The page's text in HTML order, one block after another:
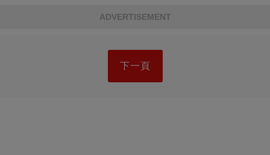
ADVERTISEMENT
下一頁